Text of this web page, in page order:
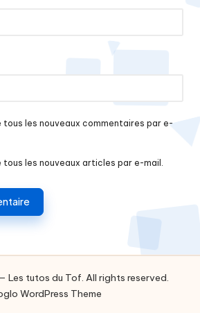
tous les nouveaux commentaires par e-
tous les nouveaux articles par e-mail.
tutos du Tof. All rights reserved.
WordPress Theme